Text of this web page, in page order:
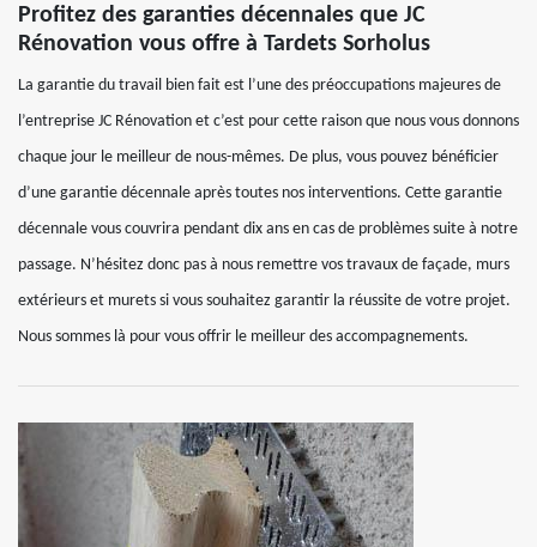
Profitez des garanties décennales que JC
Rénovation vous offre à Tardets Sorholus
La garantie du travail bien fait est l’une des préoccupations majeures de
l’entreprise JC Rénovation et c’est pour cette raison que nous vous donnons
chaque jour le meilleur de nous-mêmes. De plus, vous pouvez bénéficier
d’une garantie décennale après toutes nos interventions. Cette garantie
décennale vous couvrira pendant dix ans en cas de problèmes suite à notre
passage. N’hésitez donc pas à nous remettre vos travaux de façade, murs
extérieurs et murets si vous souhaitez garantir la réussite de votre projet.
Nous sommes là pour vous offrir le meilleur des accompagnements.